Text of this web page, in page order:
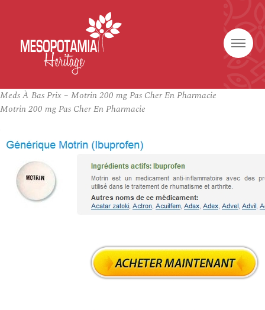
Meds À Bas Prix – Motrin 200 mg Pas Cher En Pharmacie
Motrin 200 mg Pas Cher En Pharmacie